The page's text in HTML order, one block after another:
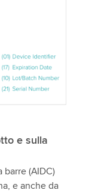
e sulla
(AIDC)
e anche da